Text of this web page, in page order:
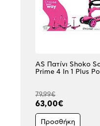
AS Πατίνι Shoko
Prime 4 In 1 Plus
79,99€
63,00€
Προσθήκη